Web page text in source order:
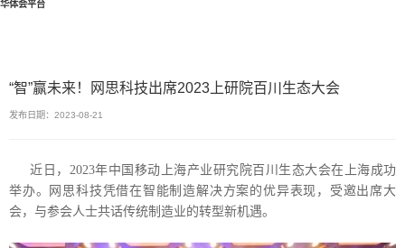
华体会平台
“智”赢未来！网思科技出席2023上研院百川生态大会
发布日期：2023-08-21
近日，2023年中国移动上海产业研究院百川生态大会在上海成功
举办。网思科技凭借在智能制造解决方案的优异表现，受邀出席大
会，与参会人士共话传统制造业的转型新机遇。